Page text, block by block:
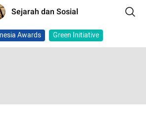
Sejarah dan Sosial
Awards Green Initiative